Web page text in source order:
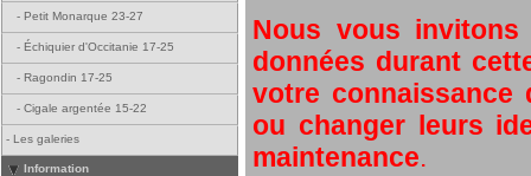
- Petit Monarque 23-27
- Échiquier d'Occitanie 17-25
- Ragondin 17-25
- Cigale argentée 15-22
- Les galeries
Information
Nous vous
données durant
votre connaissance
ou changer leurs
maintenance.